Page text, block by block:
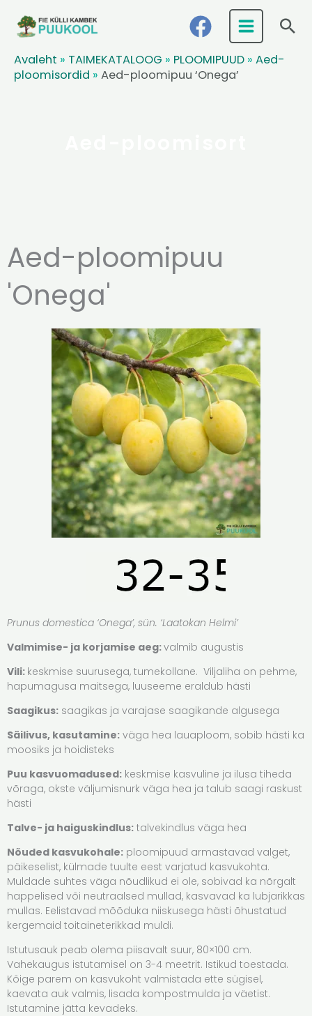
Avaleht » TAIMEKATALOOG » PLOOMIPUUD » Aed-
ploomisordid » Aed-ploomipuu ‘Onega’
Aed-ploomipuu
'Onega'
Prunus domestica ‘Onega’, sün. ‘Laatokan Helmi’
Valmimise- ja korjamise aeg:valmib augustis
Vili: keskmise suurusega, tumekollane. Viljaliha on pehme,
hapumagusa maitsega, luuseeme eraldub hästi
Saagikus: saagikas ja varajase saagikande algusega
Säilivus, kasutamine: väga hea lauaploom, sobib hästi ka
moosiks ja hoidisteks
Puu kasvuomadused: keskmise kasvuline ja ilusa tiheda
võraga, okste väljumisnurk väga hea ja talub saagi raskust
hästi
Talve- ja haiguskindlus: talvekindlus väga hea
Nõuded kasvukohale: ploomipuud armastavad valget,
päikeselist, külmade tuulte eest varjatud kasvukohta.
Muldade suhtes väga nõudlikud ei ole, sobivad ka nõrgalt
happelised või neutraalsed mullad, kasvavad ka lubjarikkas
mullas. Eelistavad mõõduka niiskusega hästi õhustatud
kergemaid toitaineterikkad muldi.
Istutusauk peab olema piisavalt suur, 80×100 cm.
Vahekaugus istutamisel on 3-4 meetrit. Istikud toestada.
Kõige parem on kasvukoht valmistada ette sügisel,
kaevata auk valmis, lisada kompostmulda ja väetist.
Istutamine jätta kevadeks.